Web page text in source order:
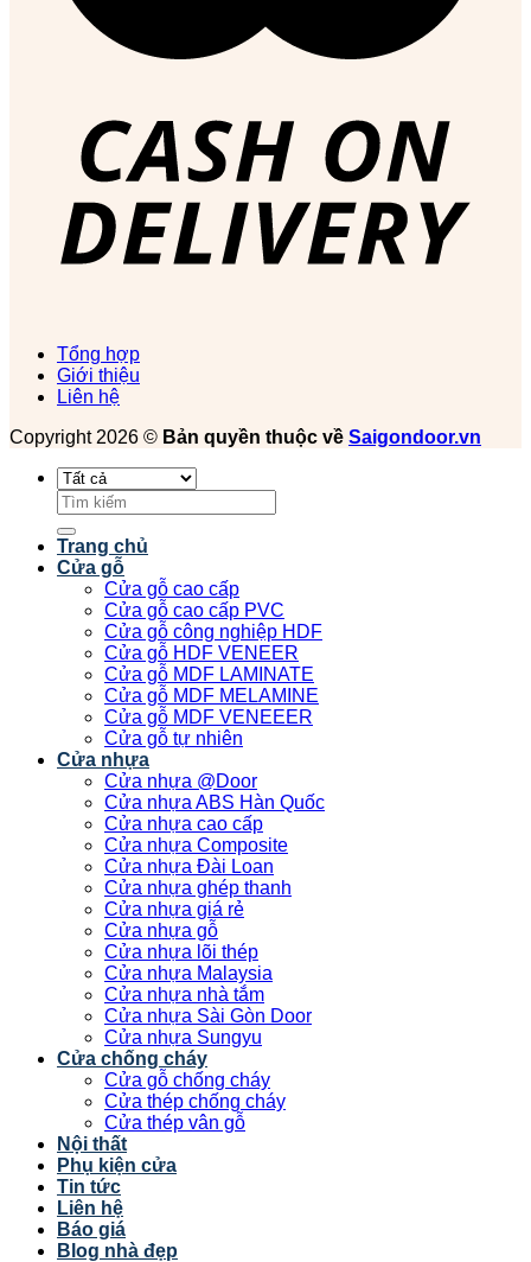
Tổng hợp
Giới thiệu
Liên hệ
Copyright 2026 © Bản quyền thuộc về Saigondoor.vn
Tìm
kiếm:
Trang chủ
Cửa gỗ
Cửa gỗ cao cấp
Cửa gỗ cao cấp PVC
Cửa gỗ công nghiệp HDF
Cửa gỗ HDF VENEER
Cửa gỗ MDF LAMINATE
Cửa gỗ MDF MELAMINE
Cửa gỗ MDF VENEEER
Cửa gỗ tự nhiên
Cửa nhựa
Cửa nhựa @Door
Cửa nhựa ABS Hàn Quốc
Cửa nhựa cao cấp
Cửa nhựa Composite
Cửa nhựa Đài Loan
Cửa nhựa ghép thanh
Cửa nhựa giá rẻ
Cửa nhựa gỗ
Cửa nhựa lõi thép
Cửa nhựa Malaysia
Cửa nhựa nhà tắm
Cửa nhựa Sài Gòn Door
Cửa nhựa Sungyu
Cửa chống cháy
Cửa gỗ chống cháy
Cửa thép chống cháy
Cửa thép vân gỗ
Nội thất
Phụ kiện cửa
Tin tức
Liên hệ
Báo giá
Blog nhà đẹp